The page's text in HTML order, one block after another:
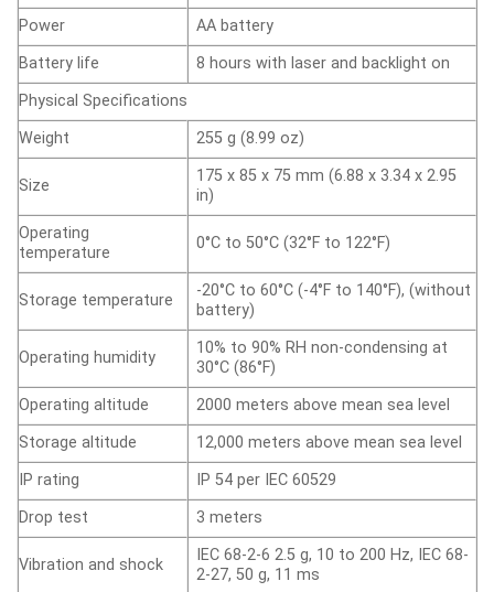
Power
AA battery
Battery life
8 hours with laser and backlight on
Physical Specifications
Weight
255 g (8.99 oz)
Size
175 x 85 x 75 mm (6.88 x 3.34 x 2.95
in)
Operating
temperature
0°C to 50°C (32°F to 122°F)
Storage temperature
-20°C to 60°C (-4°F to 140°F), (without
battery)
Operating humidity
10% to 90% RH non-condensing at
30°C (86°F)
Operating altitude
2000 meters above mean sea level
Storage altitude
12,000 meters above mean sea level
IP rating
IP 54 per IEC 60529
Drop test
3 meters
Vibration and shock
IEC 68-2-6 2.5 g, 10 to 200 Hz, IEC 68-
2-27, 50 g, 11 ms